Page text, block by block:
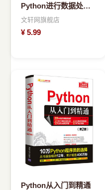
Python进行数据处理
与分析
文轩网旗舰店
¥ 5.99
Python从入门到精通